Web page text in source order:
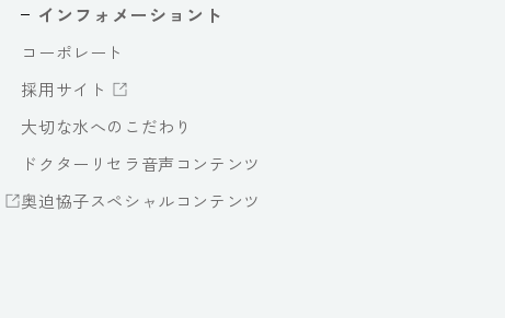
インフォメーショント
コーポレート
採用サイト
大切な水へのこだわり
ドクターリセラ音声コンテンツ
奥迫協子スペシャルコンテンツ